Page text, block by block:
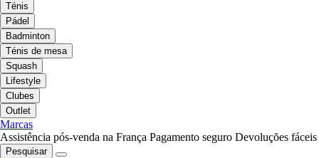
Ténis
Pádel
Badminton
Ténis de mesa
Squash
Lifestyle
Clubes
Outlet
Marcas
Assistência pós-venda na França Pagamento seguro Devoluções fáceis
Pesquisar